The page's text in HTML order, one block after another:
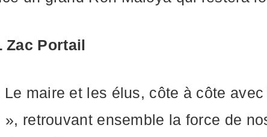
Zac Portail
maire et les élus, côte à côte
retrouvant ensemble la force de